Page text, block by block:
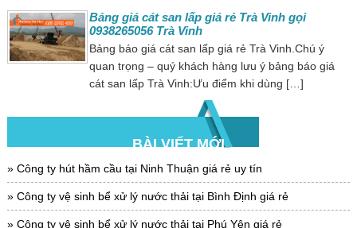
Bảng giá cát san lấp giá rẻ Trà Vinh gọi
0938265056 Trà Vinh
Bảng báo giá cát san lấp giá rẻ Trà Vinh.Chú ý
quan trọng – quý khách hàng lưu ý bảng báo giá
cát san lấp Trà Vinh:Ưu điểm khi dùng […]
BÀI VIẾT MỚI
Công ty hút hầm cầu tại Ninh Thuận giá rẻ uy tín
Công ty vệ sinh bể xử lý nước thải tại Bình Định giá rẻ
Công ty vệ sinh bể xử lý nước thải tại Phú Yên giá rẻ